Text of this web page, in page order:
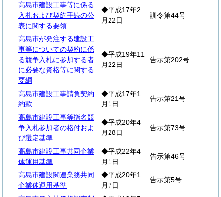
高島市建設工事等に係る
入札および契約手続の公
表に関する要領
◆平成17年2
月22日
訓令第44号
高島市が発注する建設工
事等についての契約に係
る競争入札に参加する者
に必要な資格等に関する
要綱
◆平成19年11
月22日
告示第202号
高島市建設工事請負契約
約款
◆平成17年1
月1日
告示第21号
高島市建設工事等指名競
争入札参加者の格付およ
び選定基準
◆平成20年4
月28日
告示第73号
高島市建設工事共同企業
体運用基準
◆平成22年4
月1日
告示第46号
高島市建設関連業務共同
企業体運用基準
◆平成20年1
月7日
告示第5号